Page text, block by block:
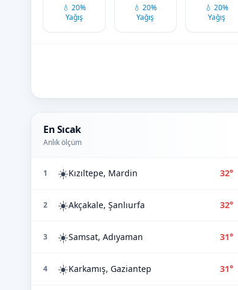
💧 20%
Yağış
💧 20%
Yağış
💧 20%
Yağış
En Sıcak
Anlık ölçüm
1 ☀️Kızıltepe, Mardin 32°
2 ☀️Akçakale, Şanlıurfa 32°
3 ☀️Samsat, Adıyaman 31°
4 ☀️Karkamış, Gaziantep 31°